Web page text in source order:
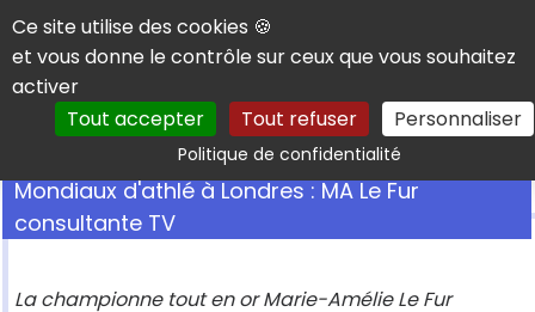
Panneau de gestion des cookies
Ce site utilise des cookies 🍪
et vous donne le contrôle sur ceux que vous souhaitez
activer
Tout accepter
Tout refuser Personnaliser
Politique de confidentialitéRechercher
Mondiaux d'athlé à Londres : MA Le Fur
consultante TV
La championne tout en or Marie-Amélie Le Fur